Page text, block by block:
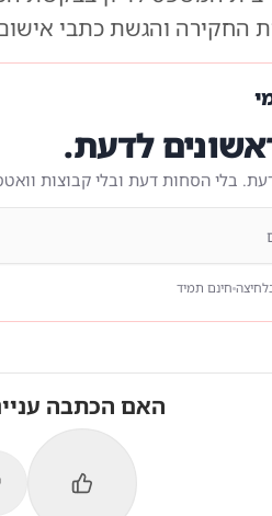
החקירה והגשת כתבי
לדעת.
בלי הסחות דעת ובלי קבוצות
חינם תמיד
האם הכתבה